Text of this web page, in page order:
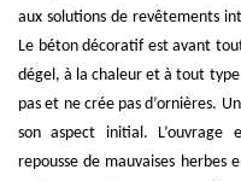
aux solutions de revêtements
Le béton décoratif est avant
dégel, à la chaleur et à tout type
pas et ne crée pas d’ornières.
son aspect initial.
repousse de mauvaises herbes